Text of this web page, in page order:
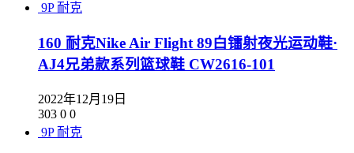
9P 耐克
160 耐克Nike Air Flight 89白镭射夜光运动鞋·
AJ4兄弟款系列篮球鞋 CW2616-101
2022年12月19日
303 0 0
9P 耐克